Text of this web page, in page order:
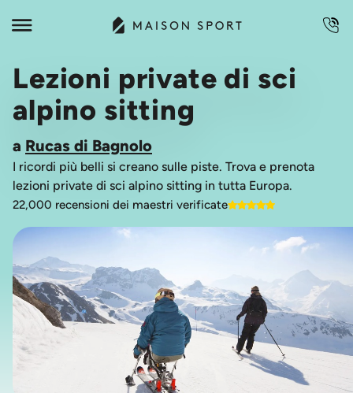
Lezioni private di sci
alpino sitting
a Rucas di Bagnolo
I ricordi più belli si creano sulle piste. Trova e prenota
lezioni private di sci alpino sitting in tutta Europa.
22,000 recensioni dei maestri verificate